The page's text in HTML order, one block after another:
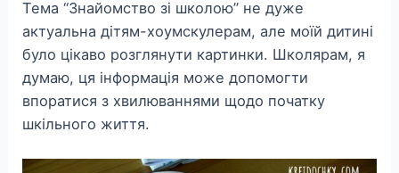
Тема “Знайомство зі школою” не дуже
актуальна дітям-хоумскулерам, але моїй дитині
було цікаво розглянути картинки. Школярам, я
думаю, ця інформація може допомогти
впоратися з хвилюваннями щодо початку
шкільного життя.